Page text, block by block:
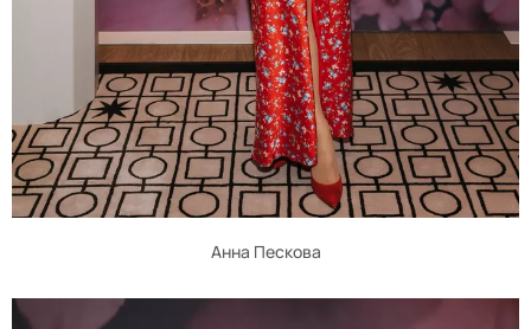
Анна Пескова